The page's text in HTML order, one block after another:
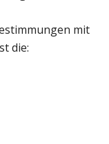
mit
die: